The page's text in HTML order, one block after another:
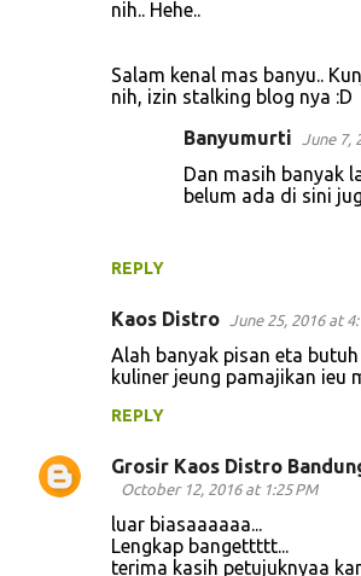
nih.. Hehe..
Salam kenal mas banyu..
nih, izin stalking blog nya :D
REPLY
Banyumurti June 7,
Dan masih banyak
belum ada di sini
Kaos Distro June 25, 2016 at
Alah banyak pisan eta
kuliner jeung pamajikan ieu
REPLY
Grosir Kaos Distro
October 12, 2016 at 1:25 PM
luar biasaaaaaa...
Lengkap bangettttt...
terima kasih petujuknyaa